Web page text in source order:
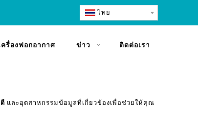
ไทย
ครื่องฟอกอากาศ ข่าว ติดต่อเรา
และอุตสาหกรรมข้อมูลที่เกี่ยวข้องเพื่อช่วยให้คุณ